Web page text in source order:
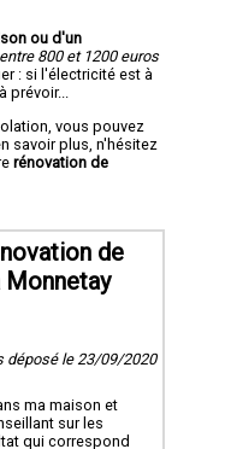
ou d'un
entre 800 et 1200 euros
: si l'électricité est à
vous pouvez
savoir plus, n'hésitez
rénovation de
de
déposé le 23/09/2020
ma maison et
sur les
qui correspond